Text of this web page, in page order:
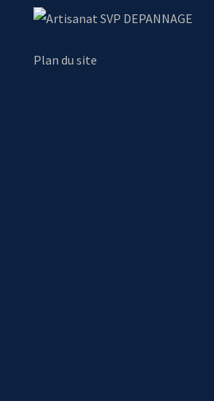
SVP DEPANNAGE
Plan du site